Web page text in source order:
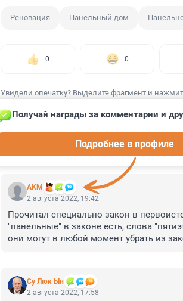
Реновация Панельный дом
0 0
Увидели опечатку? Выделите фрагмент и
КОММЕНТАРИИ 34
AKM
Получай награды за комментарии и
Подробнее в профиле
2 августа 2022, 19:42
Прочитал специально закон в
"панельные" в законе есть, слова
они могут в любой момент убрать из
Су Люк Ын
2 августа 2022, 17:58